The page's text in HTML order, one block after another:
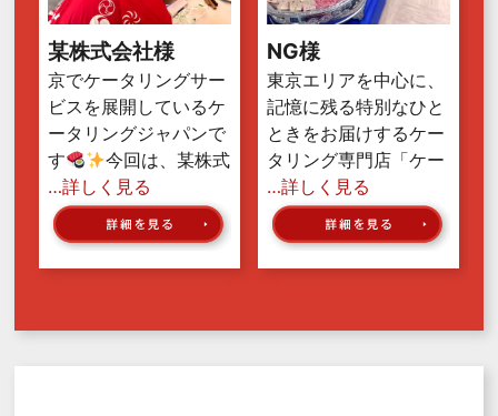
某株式会社様
京でケータリングサー
ビスを展開しているケ
ータリングジャパンで
す
今回は、某株式
…詳しく見る
NG様
東京エリアを中心に、
記憶に残る特別なひと
ときをお届けするケー
タリング専門店「ケー
…詳しく見る